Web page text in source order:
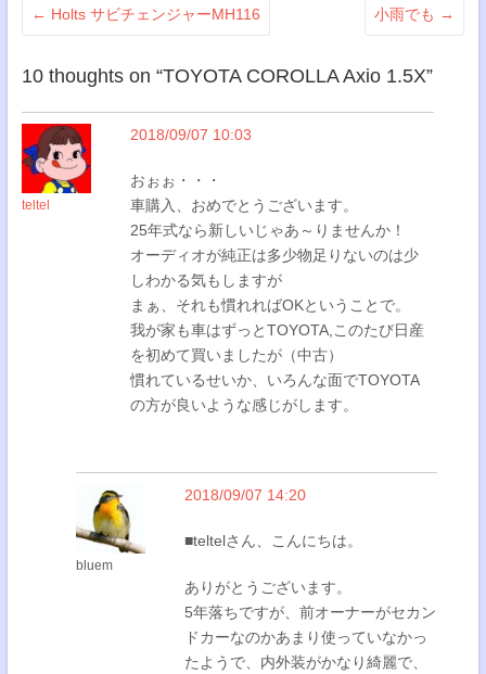
← Holts サビチェンジャーMH116 小雨でも →
10 thoughts on “TOYOTA COROLLA Axio 1.5X”
teltel
2018/09/07 10:03
おぉぉ・・・
車購入、おめでとうございます。
25年式なら新しいじゃあ～りませんか！
オーディオが純正は多少物足りないのは少
しわかる気もしますが
まぁ、それも慣れればOKということで。
我が家も車はずっとTOYOTA,このたび日産
を初めて買いましたが（中古）
慣れているせいか、いろんな面でTOYOTA
の方が良いような感じがします。
bluem
2018/09/07 14:20
■teltelさん、こんにちは。
ありがとうございます。
5年落ちですが、前オーナーがセカン
ドカーなのかあまり使っていなかっ
たようで、内外装がかなり綺麗で、